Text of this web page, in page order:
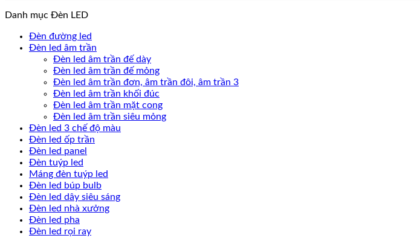
Danh mục Đèn LED
Đèn đường led
Đèn led âm trần
Đèn led âm trần đế dày
Đèn led âm trần đế mỏng
Đèn led âm trần đơn, âm trần đôi, âm trần 3
Đèn led âm trần khối đúc
Đèn led âm trần mặt cong
Đèn led âm trần siêu mỏng
Đèn led 3 chế độ màu
Đèn led ốp trần
Đèn led panel
Đèn tuýp led
Máng đèn tuýp led
Đèn led búp bulb
Đèn led dây siêu sáng
Đèn led nhà xưởng
Đèn led pha
Đèn led rọi ray